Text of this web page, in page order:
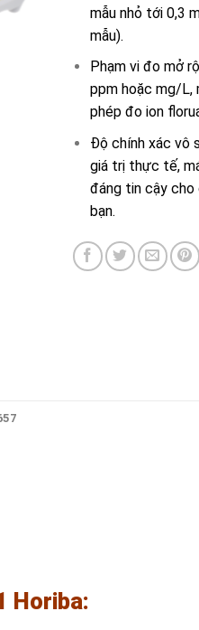
mẫu nhỏ tới 0,3
mẫu).
Phạm vi đo mở
ppm hoặc mg/L,
phép đo ion
Độ chính xác vô
giá trị thực tế,
đáng tin cậy
bạn.
Horiba: